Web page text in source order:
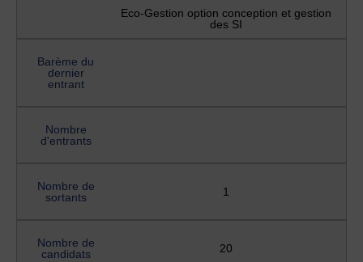
Eco-Gestion option conception et gestion
des SI
Barème du
dernier
entrant
Nombre
d'entrants
Nombre de
sortants
1
Nombre de
candidats
20